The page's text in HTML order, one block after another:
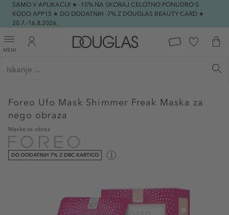
SAMO V APLIKACIJI ★ -15% NA SKORAJ CELOTNO PONUDBO S
KODO APP15 ★ DO DODATNIH -7% Z DOUGLAS BEAUTY CARD ★
20.7.-16.8.2026.
MENI
Foreo Ufo Mask Shimmer Freak Maska za
nego obraza
Maske za obraz
DO DODATNIH 7% Z DBC KARTICO